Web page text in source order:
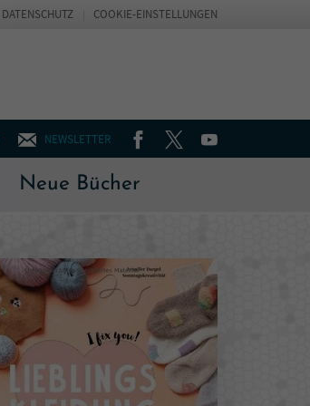
NEWSLETTER FACEBOOKTWITTERYOUTUBE
Neue Bücher
DATENSCHUTZ COOKIE-EINSTELLUNGEN